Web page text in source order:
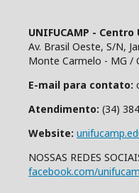
UNIFUCAMP -
Av. Brasil Oeste, S/N,
Monte Carmelo - MG /
E-mail para contato:
Atendimento: (34)
Website:
NOSSAS REDES
facebook.com/